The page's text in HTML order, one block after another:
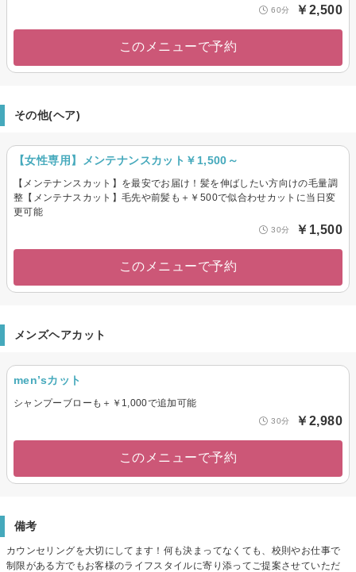
60分 ￥2,500
このメニューで予約
その他(ヘア)
【女性専用】メンテナンスカット￥1,500～
【メンテナンスカット】を最安でお届け！髪を伸ばしたい方向けの毛量調
整【メンテナスカット】毛先や前髪も＋￥500で似合わせカットに当日変
更可能
30分 ￥1,500
このメニューで予約
メンズヘアカット
men’sカット
シャンプーブローも＋￥1,000で追加可能
30分 ￥2,980
このメニューで予約
備考
カウンセリングを大切にしてます！何も決まってなくても、校則やお仕事で
制限がある方でもお客様のライフスタイルに寄り添ってご提案させていただ